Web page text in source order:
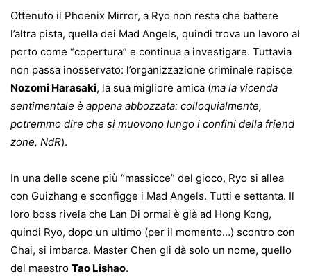
Ottenuto il Phoenix Mirror, a Ryo non resta che battere
l’altra pista, quella dei Mad Angels, quindi trova un lavoro al
porto come “copertura” e continua a investigare. Tuttavia
non passa inosservato: l’organizzazione criminale rapisce
Nozomi Harasaki, la sua migliore amica (ma la vicenda
sentimentale è appena abbozzata: colloquialmente,
potremmo dire che si muovono lungo i confini della friend
zone, NdR).
In una delle scene più “massicce” del gioco, Ryo si allea
con Guizhang e sconfigge i Mad Angels. Tutti e settanta. Il
loro boss rivela che Lan Di ormai è già ad Hong Kong,
quindi Ryo, dopo un ultimo (per il momento…) scontro con
Chai, si imbarca. Master Chen gli dà solo un nome, quello
del maestro Tao Lishao.